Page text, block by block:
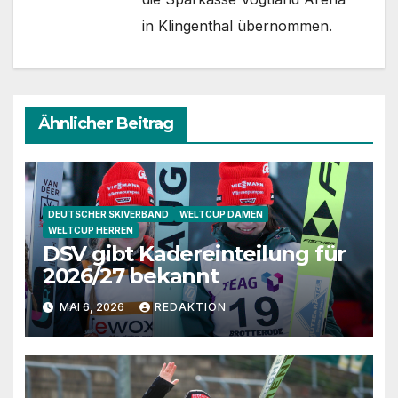
in Klingenthal übernommen.
Ähnlicher Beitrag
DEUTSCHER SKIVERBAND
WELTCUP DAMEN
WELTCUP HERREN
DSV gibt Kadereinteilung für
2026/27 bekannt
MAI 6, 2026 REDAKTION